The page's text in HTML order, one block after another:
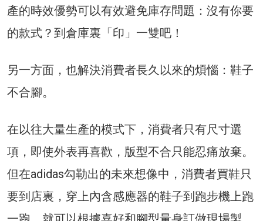
產的時效優勢可以有效避免庫存問題：沒有你要
的款式？到倉庫裏「印」一雙吧！
另一方面，也解決消費者長久以來的煩惱：鞋子
不合腳。
在以往大量生產的模式下，消費者只有尺寸選
項，即使外表再喜歡，版型不合只能忍痛放棄。
但在adidas勾勒出的未來想像中，消費者買鞋只
要到店裏，穿上內含感應器的鞋子到跑步機上跑